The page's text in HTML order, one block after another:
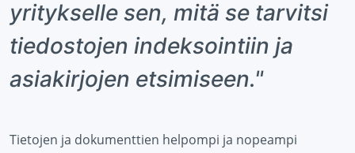
yritykselle sen, mitä se tarvitsi
tiedostojen indeksointiin ja
asiakirjojen etsimiseen."
Tietojen ja dokumenttien helpompi ja nopeampi